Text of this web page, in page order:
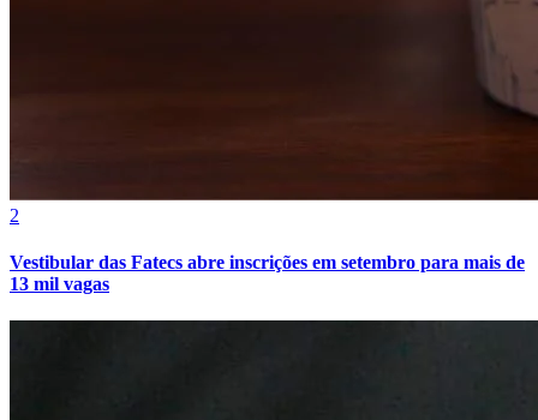
2
Vestibular das Fatecs abre inscrições em setembro para mais de
13 mil vagas